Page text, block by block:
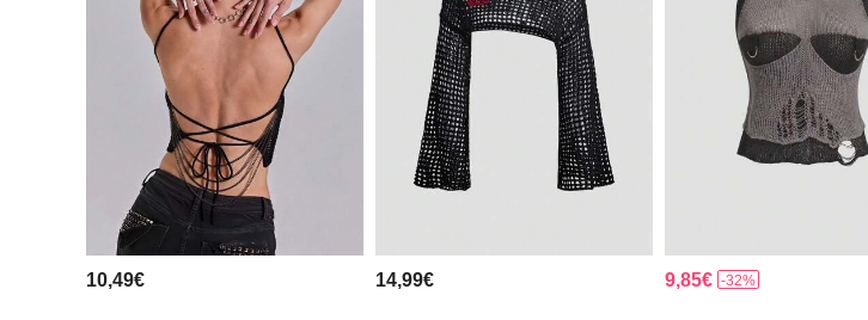
10,49€ 14,99€ 9,85€ -32%